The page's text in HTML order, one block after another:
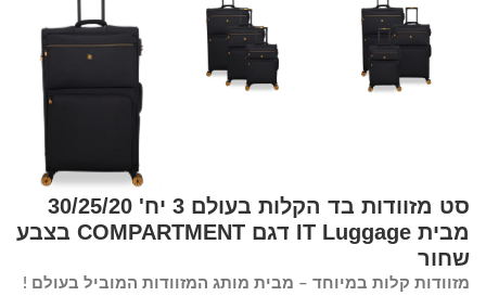
סט מזוודות בד הקלות בעולם 3 יח' 30/25/20
מבית IT Luggage דגם COMPARTMENT בצבע
שחור
מזוודות קלות במיוחד – מבית מותג המזוודות המוביל בעולם !